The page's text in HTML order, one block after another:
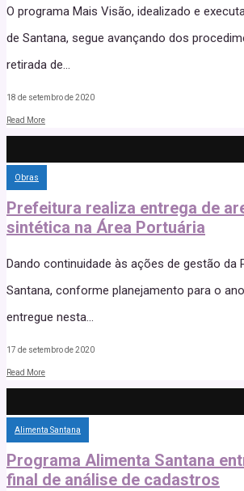
O programa Mais Visão, idealizado e
de Santana, segue avançando dos
retirada de
18 de setembro de 2020
Read More
Obras
Prefeitura realiza entrega de
sintética na Área Portuária
Dando continuidade às ações de gestão da
Santana, conforme planejamento para o
entregue nesta...
17 de setembro de 2020
Read More
Alimenta Santana
Programa Alimenta Santana
final de análise de cadastros